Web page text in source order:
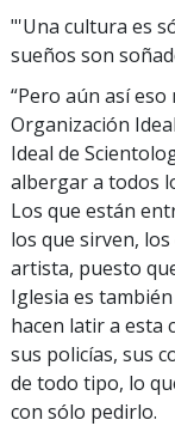
"'Una cultura es
sueños son
“Pero aún así
Organización
Ideal de
albergar a todos
Los que están
los que sirven,
artista, puesto
Iglesia es
hacen latir a esta
sus policías, sus
de todo tipo, lo
con sólo pedirlo.